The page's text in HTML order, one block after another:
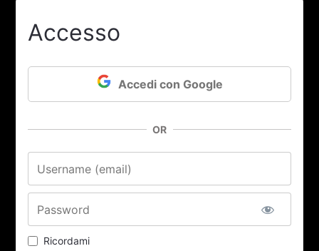
Accesso
Accedi con Google
OR
Ricordami